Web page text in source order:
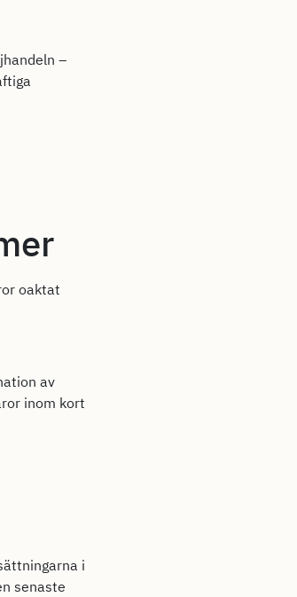
–
oaktat
av
inom kort
i
senaste